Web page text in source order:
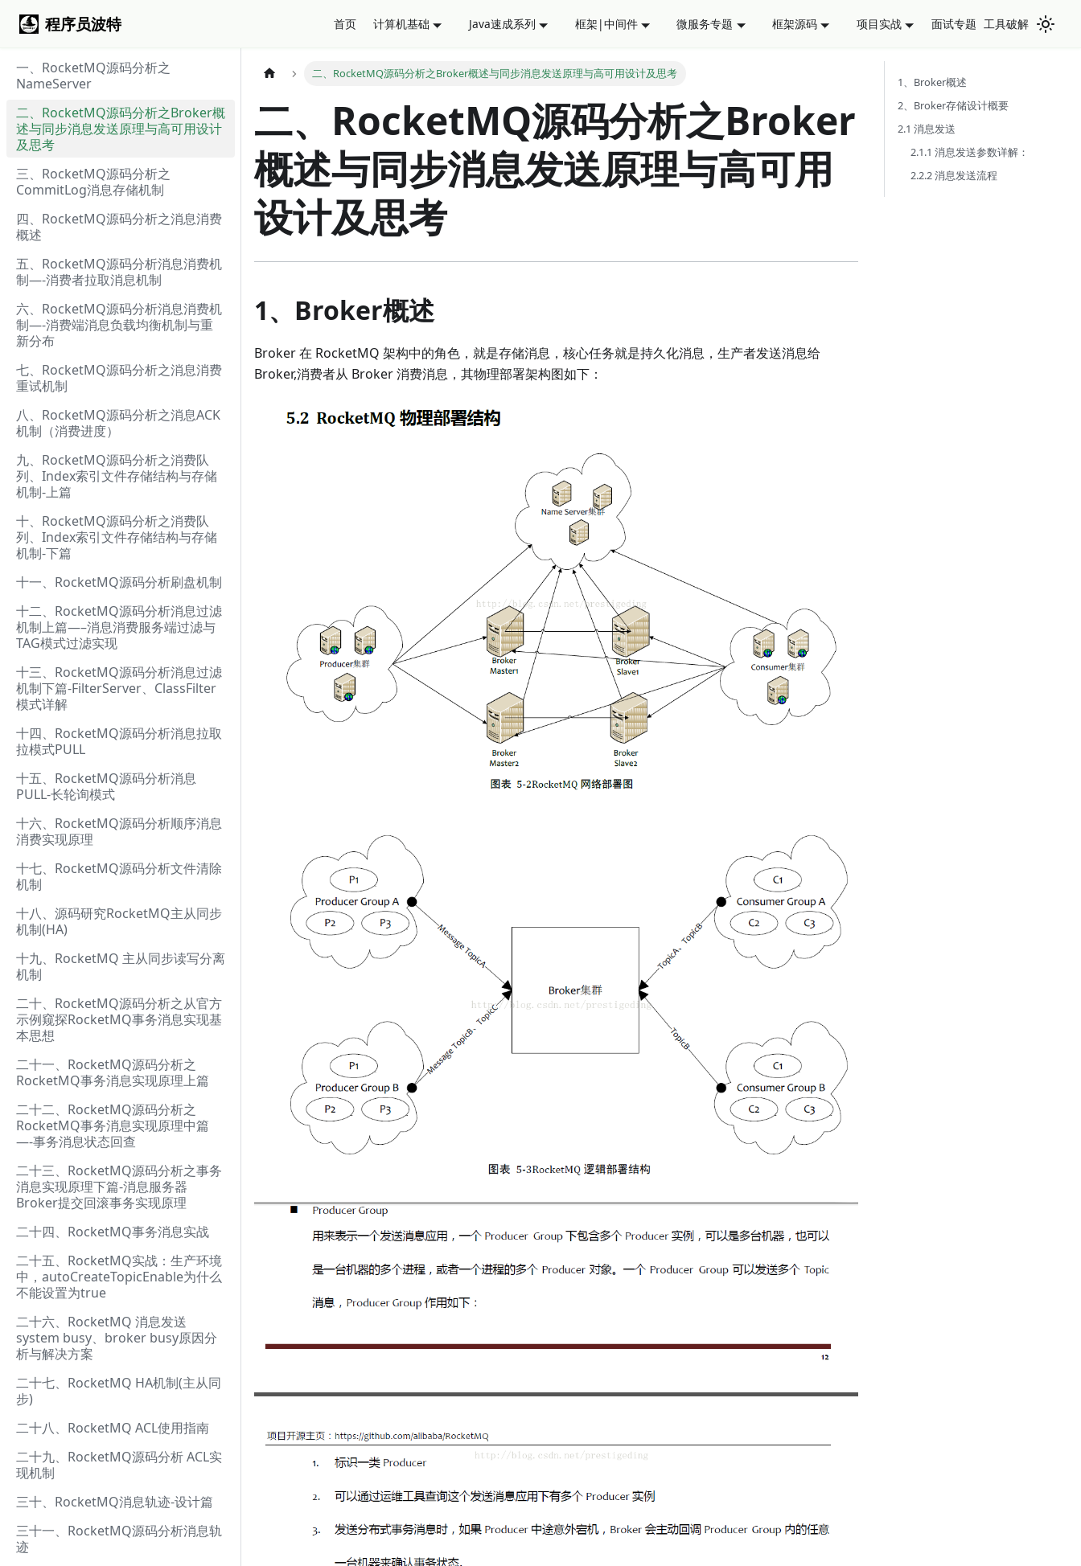
程序员波特 首页 计算机基础 Java速成系列 框架|中间件 微服务专题 框架源码 项目实战 面试专题 工具破解
一、RocketMQ源码分析之
NameServer
二、RocketMQ源码分析之Broker概
述与同步消息发送原理与高可用设计
及思考
三、RocketMQ源码分析之
CommitLog消息存储机制
四、RocketMQ源码分析之消息消费
概述
五、RocketMQ源码分析消息消费机
制—-消费者拉取消息机制
六、RocketMQ源码分析消息消费机
制—-消费端消息负载均衡机制与重
新分布
七、RocketMQ源码分析之消息消费
重试机制
八、RocketMQ源码分析之消息ACK
机制（消费进度）
九、RocketMQ源码分析之消费队
列、Index索引文件存储结构与存储
机制-上篇
十、RocketMQ源码分析之消费队
列、Index索引文件存储结构与存储
机制-下篇
十一、RocketMQ源码分析刷盘机制
十二、RocketMQ源码分析消息过滤
机制上篇—–消息消费服务端过滤与
TAG模式过滤实现
十三、RocketMQ源码分析消息过滤
机制下篇-FilterServer、ClassFilter
模式详解
十四、RocketMQ源码分析消息拉取
拉模式PULL
十五、RocketMQ源码分析消息
PULL-长轮询模式
十六、RocketMQ源码分析顺序消息
消费实现原理
十七、RocketMQ源码分析文件清除
机制
十八、源码研究RocketMQ主从同步
机制(HA)
十九、RocketMQ 主从同步读写分离
机制
二十、RocketMQ源码分析之从官方
示例窥探RocketMQ事务消息实现基
本思想
二十一、RocketMQ源码分析之
RocketMQ事务消息实现原理上篇
二十二、RocketMQ源码分析之
RocketMQ事务消息实现原理中篇
—-事务消息状态回查
二十三、RocketMQ源码分析之事务
消息实现原理下篇-消息服务器
Broker提交回滚事务实现原理
二十四、RocketMQ事务消息实战
二十五、RocketMQ实战：生产环境
中，autoCreateTopicEnable为什么
不能设置为true
二十六、RocketMQ 消息发送
system busy、broker busy原因分
析与解决方案
二十七、RocketMQ HA机制(主从同
步)
二十八、RocketMQ ACL使用指南
二十九、RocketMQ源码分析 ACL实
现机制
三十、RocketMQ消息轨迹-设计篇
三十一、RocketMQ源码分析消息轨
迹
二、RocketMQ源码分析之Broker概述与同步消息发送原理与高可用设计及思考
二、RocketMQ源码分析之Broker
概述与同步消息发送原理与高可用
设计及思考
1、Broker概述
Broker 在 RocketMQ 架构中的角色，就是存储消息，核心任务就是持久化消息，生产者发送消息给
Broker,消费者从 Broker 消费消息，其物理部署架构图如下：
1、Broker概述
2、Broker存储设计概要
2.1 消息发送
2.1.1 消息发送参数详解：
2.2.2 消息发送流程